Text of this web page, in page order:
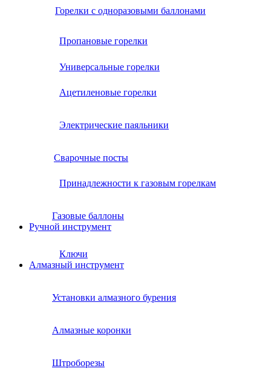
Горелки с одноразовыми баллонами
Пропановые горелки
Универсальные горелки
Ацетиленовые горелки
Электрические паяльники
Сварочные посты
Принадлежности к газовым горелкам
Газовые баллоны
Ручной инструмент
Ключи
Алмазный инструмент
Установки алмазного бурения
Алмазные коронки
Штроборезы